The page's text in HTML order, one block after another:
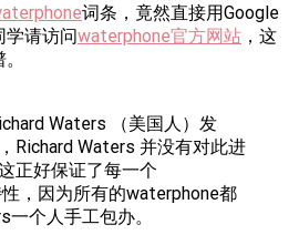
词条，竟然直接用Google
学请访问waterphone官方网站 ，这
Waters （美国人）发
Richard Waters 并没有对此进
正好保证了每一个
，因为所有的waterphone都
一个人手工包办。